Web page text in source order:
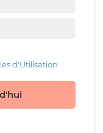
d'Utilisation